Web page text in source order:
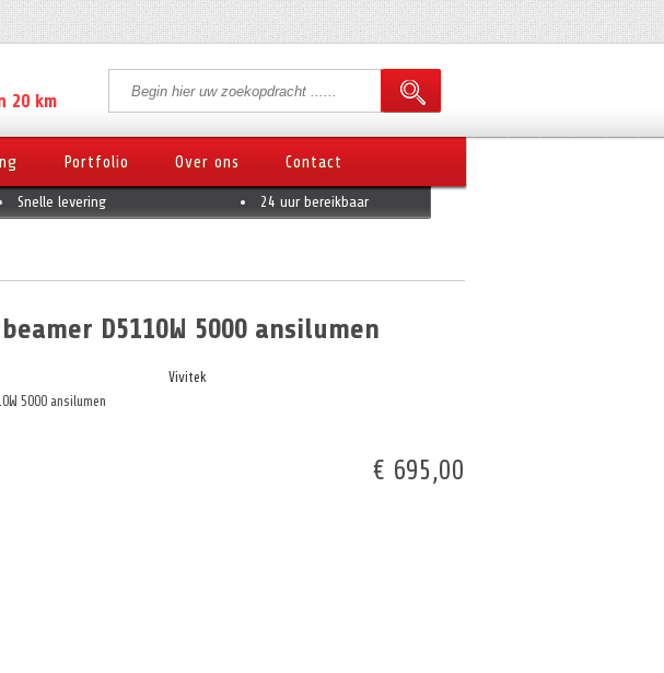
20 km
Portfolio Over ons Contact
Snelle levering 24 uur bereikbaar
D5110W 5000 ansilumen
Vivitek
5000 ansilumen
€ 695,00